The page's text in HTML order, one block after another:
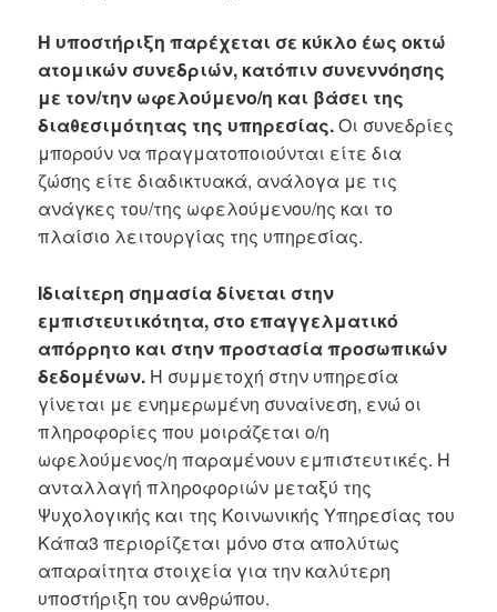
Η υποστήριξη παρέχεται σε κύκλο έως οκτώ
ατομικών συνεδριών, κατόπιν συνεννόησης
με τον/την ωφελούμενο/η και βάσει της
διαθεσιμότητας της υπηρεσίας.Οι συνεδρίες
μπορούν να πραγματοποιούνται είτε δια
ζώσης είτε διαδικτυακά, ανάλογα με τις
ανάγκες του/της ωφελούμενου/ης και το
πλαίσιο λειτουργίας της υπηρεσίας.
Ιδιαίτερη σημασία δίνεται στην
εμπιστευτικότητα, στο επαγγελματικό
απόρρητο και στην προστασία προσωπικών
δεδομένων. Η συμμετοχή στην υπηρεσία
γίνεται με ενημερωμένη συναίνεση, ενώ οι
πληροφορίες που μοιράζεται ο/η
ωφελούμενος/η παραμένουν εμπιστευτικές. Η
ανταλλαγή πληροφοριών μεταξύ της
Ψυχολογικής και της Κοινωνικής Υπηρεσίας του
Κάπα3 περιορίζεται μόνο στα απολύτως
απαραίτητα στοιχεία για την καλύτερη
υποστήριξη του ανθρώπου.